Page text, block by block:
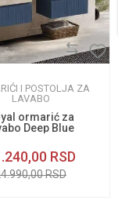
I POSTOLJA ZA
LAVABO
ormarić za
Deep Blue
RSD
RSD